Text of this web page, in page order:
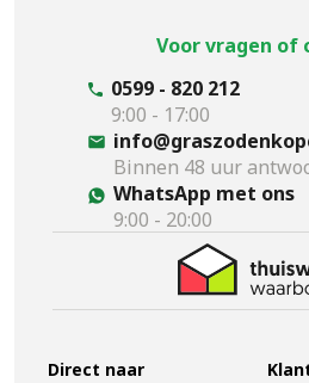
Voor vragen of
0599 - 820 212
9:00 - 17:00
Binnen 48 uur
WhatsApp met ons
9:00 - 20:00
Direct naar